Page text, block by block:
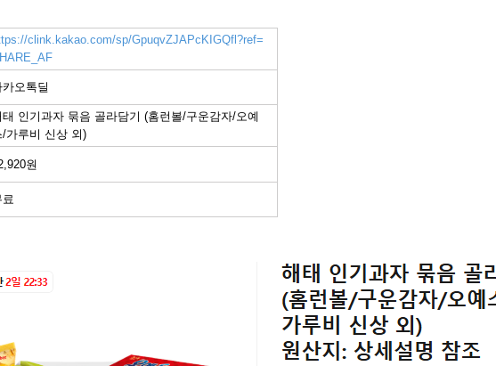
clink.kakao.com/sp/GpuqvZJAPcKIGQfl?ref=
카오톡딜
태 인기과자 묶음 골라담기 (홈런볼/구운감자/오예
/가루비 신상 외)
원
료